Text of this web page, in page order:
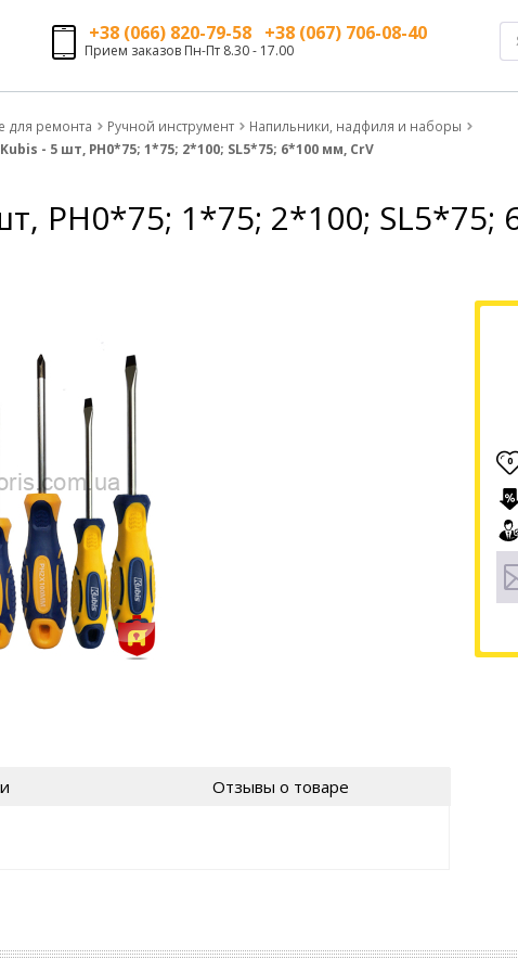
+38 (066) 820-79-58 +38 (067) 706-08-40
Прием заказов Пн-Пт 8.30 - 17.00
для ремонта Ручной инструмент
Напильники, надфиля и наборы
- 5 шт, PH0*75; 1*75; 2*100; SL5*75; 6*100 мм, CrV
PH0*75; 1*75; 2*100; SL5*75;
0
Отзывы о товаре